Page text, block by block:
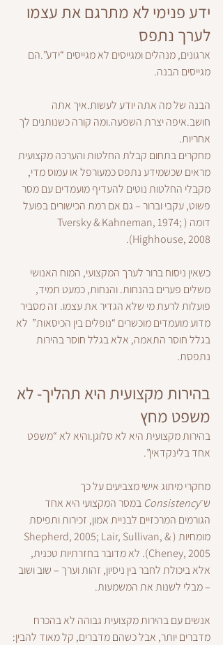
ידע פנימי לא מתרגם את עצמו
לערך נתפס
ארגונים, מנהלים ומגייסים לא מגייסים “ידע”.הם
מגייסים הבנה.
הבנה של מה אתה יודע לעשות.איך אתה
חושב.איפה יצרת השפעה.ומה קורה כשנותנים לך
אחריות.
מחקרים בתחום קבלת החלטות והערכה מקצועית
מראים שכשמידע נתפס כמעורפל או עמוס מדי,
מקבלי החלטות נוטים להעדיף מועמדים עם מסר
פשוט, עקבי וברור – גם אם רמת הכישורים בפועל
דומה (Tversky & Kahneman, 1974;
Highhouse, 2008).
כשאין ניסוח ברור לערך המקצועי, המוח האנושי
משלים פערים בהנחות. והנחות, כמעט תמיד,
פועלות לרעת מי שלא הגדיר את עצמו. זה מסביר
מדוע מועמדים מוכשרים “נופלים בין הכיסאות”  לא
בגלל חוסר התאמה, אלא בגלל חוסר בהירות
נתפסת.
בהירות מקצועית היא תהליך- לא
משפט מחץ
בהירות מקצועית היא לא סלוגן.והיא לא “משפט
אחד בלינקדאין”.
מחקרי מיתוג אישי מצביעים על כך
ש־Consistency במסר המקצועי היא אחד
הגורמים המרכזיים לבניית אמון, זכירות ותפיסת
מומחיות (Shepherd, 2005; Lair, Sullivan, &
Cheney, 2005). לא מדובר בחזרתיות טכנית,
אלא ביכולת לחבר בין ניסיון, זהות וערך – שוב ושוב
– מבלי לשנות את המשמעות.
אנשים עם בהירות מקצועית גבוהה לא בהכרח
מדברים יותר, אבל כשהם מדברים, קל מאוד להבין: